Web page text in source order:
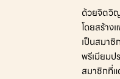
ด้วยจิตวิ
โดยสร้า
เป็นสมา
พรีเมียมป
สมาชิกที่